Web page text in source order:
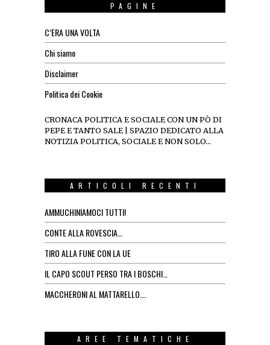
PAGINE
C’ERA UNA VOLTA
Chi siamo
Disclaimer
Politica dei Cookie
CRONACA POLITICA E SOCIALE CON UN PÒ DI
PEPE E TANTO SALE | SPAZIO DEDICATO ALLA
NOTIZIA POLITICA, SOCIALE E NON SOLO…
ARTICOLI RECENTI
AMMUCHINIAMOCI TUTTI!
CONTE ALLA ROVESCIA…
TIRO ALLA FUNE CON LA UE
IL CAPO SCOUT PERSO TRA I BOSCHI…
MACCHERONI AL MATTARELLO….
AREE TEMATICHE